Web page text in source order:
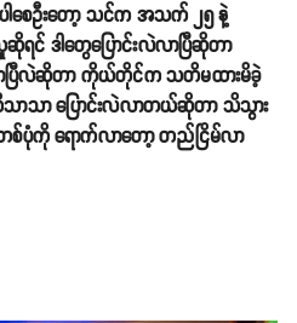
ေဦးတော့ သင်က အသက် ၂၅ နဲ့
င် ဒါတွေပြောင်းလဲလာပြီဆိုတာ
ာပြီလဲဆိုတာ ကိုယ်တိုင်က သတိမထားမိခဲ့
ာသာ ပြောင်းလဲလာတယ်ဆိုတာ သိသွား
ပုံကို ရောက်လာတော့ တည်ငြိမ်လာ